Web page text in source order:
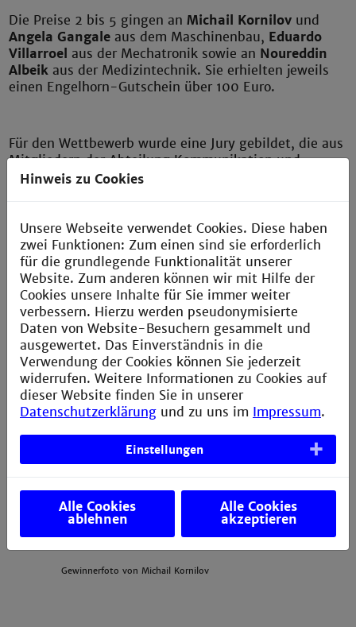
Die Preise 2 bis 5 gingen anMichail Kornilov und
Angela Gangale aus dem Maschinenbau, Eduardo
Villarroel aus der Mechatronik sowie an Noureddin
Albeik aus der Medizintechnik. Sie erhielten jeweils
einen Engelhorn-Gutschein über 100 Euro.
Für den Wettbewerb wurde eine Jury gebildet, die aus
Mitgliedern der Abteilung Kommunikation und
Marketing sowie der Faktultät für Gestaltung
Komposition, Stimmigkeit zum Wettbewerbsthema
und technische Qualität vorgenomen.
Gewinnerfoto von Miriam Hettler (Fotos: Madita
Nisblé)
Gewinnerfoto von Angela Gangale
Gewinnerfoto von Michail Kornilov
Hinweis zu Cookies
Unsere Webseite verwendet Cookies. Diese haben
zwei Funktionen: Zum einen sind sie erforderlich
für die grundlegende Funktionalität unserer
Website. Zum anderen können wir mit Hilfe der
Cookies unsere Inhalte für Sie immer weiter
verbessern. Hierzu werden pseudonymisierte
Daten von Website-Besuchern gesammelt und
ausgewertet. Das Einverständnis in die
Verwendung der Cookies können Sie jederzeit
widerrufen. Weitere Informationen zu Cookies auf
dieser Website finden Sie in unserer
Datenschutzerklärung und zu uns im Impressum.
Einstellungen
Alle Cookies
ablehnen
Alle Cookies
akzeptieren